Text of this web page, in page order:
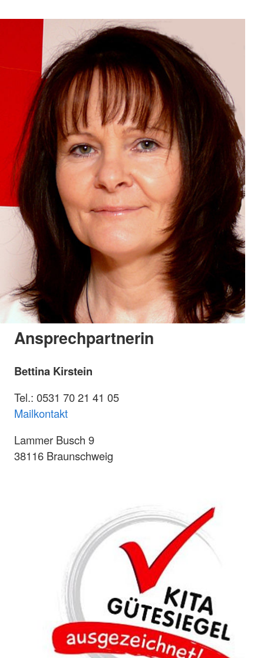
Ansprechpartnerin
Bettina Kirstein
Tel.: 0531 70 21 41 05
Mailkontakt
Lammer Busch 9
38116 Braunschweig